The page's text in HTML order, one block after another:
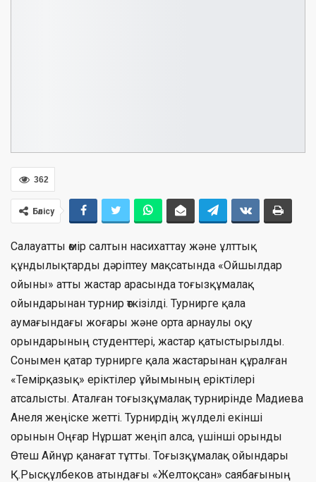
362
Бөлісу
Салауатты өмір салтын насихаттау және ұлттық
құндылықтарды дәріптеу мақсатында «Ойшылдар
ойыны» атты жастар арасында тоғызқұмалақ
ойындарынан турнир өткізілді. Турнирге қала
аумағындағы жоғары және орта арнаулы оқу
орындарының студенттері, жастар қатыстырылды.
Сонымен қатар турнирге қала жастарынан құралған
«Темірқазық» еріктілер ұйымының еріктілері
атсалысты. Аталған тоғызқұмалақ турнирінде Мадиева
Анеля жеңіске жетті. Турнирдің жүлделі екінші
орынын Оңғар Нұршат жеңіп алса, үшінші орынды
Өтеш Айнұр қанағат тұтты. Тоғызқұмалақ ойындары
Қ.Рысқұлбеков атындағы «Желтоқсан» саябағының